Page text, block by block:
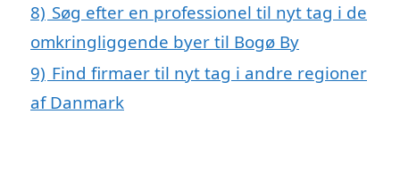
8) Søg efter en professionel til nyt tag i de
omkringliggende byer til Bogø By
9) Find firmaer til nyt tag i andre regioner
af Danmark